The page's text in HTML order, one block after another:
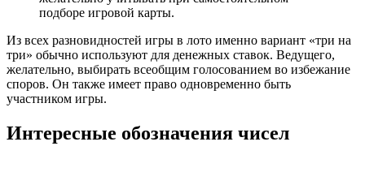
подборе игровой карты.
Из всех разновидностей игры в лото именно вариант «три на
три» обычно используют для денежных ставок. Ведущего,
желательно, выбирать всеобщим голосованием во избежание
споров. Он также имеет право одновременно быть
участником игры.
Интересные обозначения чисел